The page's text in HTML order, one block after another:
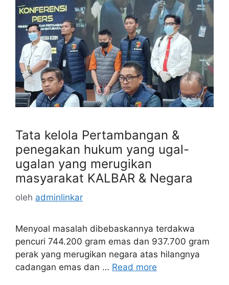
Tata kelola Pertambangan &
penegakan hukum yang ugal-
ugalan yang merugikan
masyarakat KALBAR & Negara
oleh adminlinkar
Menyoal masalah dibebaskannya terdakwa
pencuri 744.200 gram emas dan 937.700 gram
perak yang merugikan negara atas hilangnya
cadangan emas dan … Read more